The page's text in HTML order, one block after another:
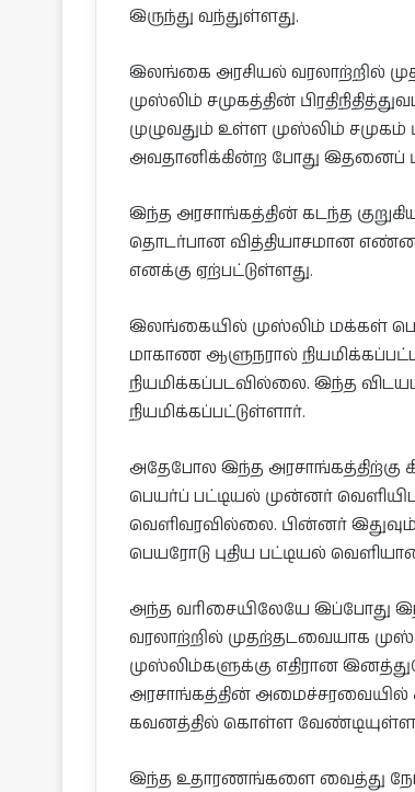
இருந்து வந்துள்ளது.
இலங்கை அரசியல் வரலாற்றில்
முஸ்லிம் சமுகத்தின்
முழுவதும் உள்ள முஸ்லிம்
அவதானிக்கின்ற போது இதனைப்
இந்த அரசாங்கத்தின் கடந்த
தொடர்பான வித்தியாசமான
எனக்கு ஏற்பட்டுள்ளது.
இலங்கையில் முஸ்லிம் மக்கள்
மாகாண ஆளுநரால்
நியமிக்கப்படவில்லை. இந்த
நியமிக்கப்பட்டுள்ளார்.
அதேபோல இந்த அரசாங்கத்திற்கு
பெயர்ப் பட்டியல் முன்னர்
வெளிவரவில்லை. பின்னர்
பெயரோடு புதிய பட்டியல்
அந்த வரிசையிலேயே இப்போது
வரலாற்றில் முதற்தடவையாக
முஸ்லிம்களுக்கு எதிரான
அரசாங்கத்தின் அமைச்சரவையில்
கவனத்தில் கொள்ள
இந்த உதாரணங்களை வைத்து